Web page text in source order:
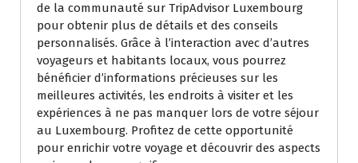
de la communauté sur TripAdvisor Luxembourg
pour obtenir plus de détails et des conseils
personnalisés. Grâce à l’interaction avec d’autres
voyageurs et habitants locaux, vous pourrez
bénéficier d’informations précieuses sur les
meilleures activités, les endroits à visiter et les
expériences à ne pas manquer lors de votre séjour
au Luxembourg. Profitez de cette opportunité
pour enrichir votre voyage et découvrir des aspects